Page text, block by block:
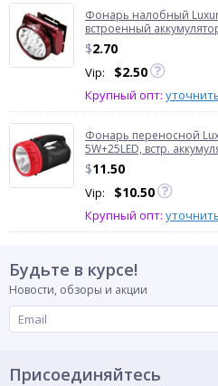
Фонарь налобный
встроенный
$2.70
Vip: $2.50
Крупный опт:
Фонарь переносной
5W+25LED, встр.
$11.50
Vip: $10.50
Крупный опт:
Будьте в курсе!
Новости, обзоры и акции
Присоединяйтесь